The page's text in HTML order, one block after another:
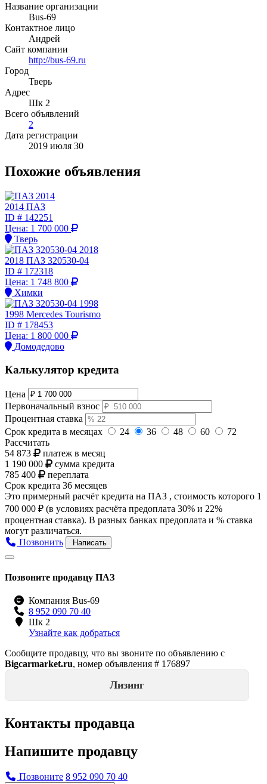
Название организации
Bus-69
Контактное лицо
Андрей
Сайт компании
http://bus-69.ru
Город
Тверь
Адрес
Шк 2
Всего объявлений
2
Дата регистрации
2019 июля 30
Похожие объявления
2014 ПАЗ
ID # 142251
Цена: 1 700 000
Тверь
2018 ПАЗ 320530-04
ID # 172318
Цена: 1 748 800
Химки
1998 Mercedes Tourismo
ID # 178453
Цена: 1 800 000
Домодедово
Калькулятор кредита
Цена
Первоначальный взнос
Процентная ставка
Срок кредита в месяцах
24 36 48 60
72
Рассчитать
54 873
платеж в месяц
1 190 000
сумма кредита
785 400
переплата
Срок кредита 36 месяцев
Это примерный расчёт кредита на ПАЗ , стоимость которого 1
700 000 ₽ (в условиях расчёта предоплата 30% и 22%
процентная ставка). В разных банках предоплата и % ставка
могут различаться.
Позвонить
Написать
Позвоните продавцу ПАЗ
Компания Bus-69
8 952 090 70 40
Шк 2
Узнайте как добраться
Сообщите продавцу, что вы звоните по объявлению с
Bigcarmarket.ru, номер объявления # 176897
Лизинг
Контакты продавца
Напишите продавцу
Позвоните 8 952 090 70 40